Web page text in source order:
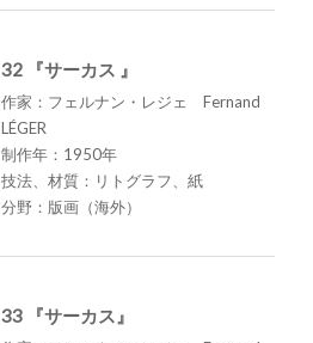
32 『サーカス 』
作家：フェルナン・レジェ Fernand
LÉGER
制作年：1950年
技法、材質：リトグラフ、紙
分野：版画（海外）
33 『サーカス』